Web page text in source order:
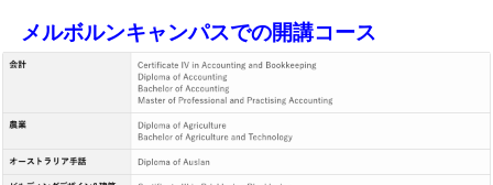
メルボルンキャンパスでの開講コース